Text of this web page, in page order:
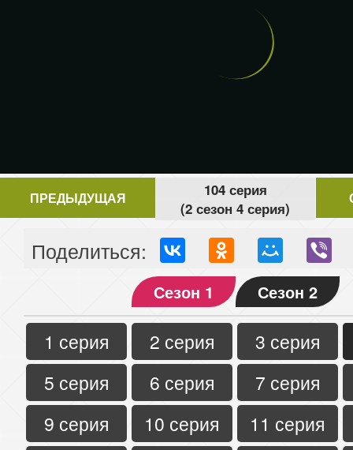
ПРЕДЫДУЩАЯ
104 серия
(2 сезон 4 серия)
Поделиться:
Сезон 1 Сезон 2
1 серия 2 серия
3 серия
5 серия
6 серия
7 серия
9 серия
10 серия
11 серия